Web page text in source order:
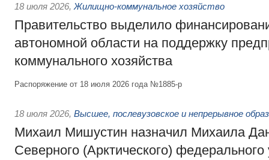
18 июля 2026, Жилищно-коммунальное хозяйство
Правительство выделило
автономной области на поддержку
коммунального хозяйства
Распоряжение от 18 июля 2026 года №1885-р
18 июля 2026, Высшее, послевузовское и непрерывное
Михаил Мишустин назначил Михаила
Северного (Арктического) федерального